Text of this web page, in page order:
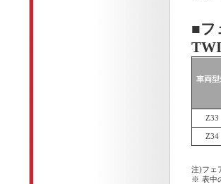
■フ
車両型
Z33
Z34
注)フェ
※ 表中